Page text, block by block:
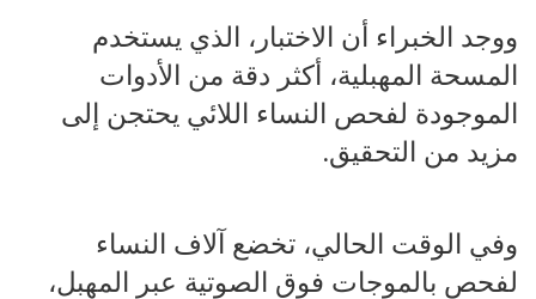
ووجد الخبراء أن الاختبار، الذي يستخدم
المسحة المهبلية، أكثر دقة من الأدوات
الموجودة لفحص النساء اللائي يحتجن إلى
مزيد من التحقيق.
وفي الوقت الحالي، تخضع آلاف النساء
لفحص بالموجات فوق الصوتية عبر المهبل،